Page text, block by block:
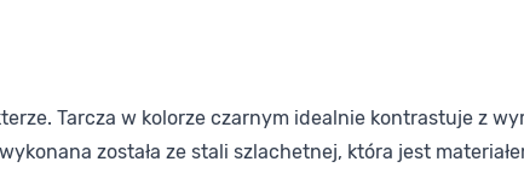
Tarcza w kolorze czarnym idealnie kontrastuje z
została ze stali szlachetnej, która jest